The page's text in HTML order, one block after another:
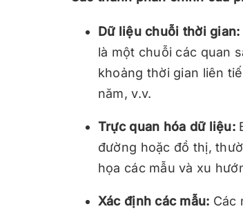
Dữ liệu chuỗi thời gian:
là một chuỗi các quan
khoảng thời gian liên
năm, v.v.
Trực quan hóa dữ liệu:
đường hoặc đồ thị,
họa các mẫu và xu
Xác định các mẫu: Các